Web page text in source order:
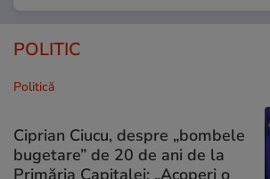
POLITIC
Politică
Ciprian Ciucu, despre „bombele
bugetare” de 20 de ani de la
Primăria Capitalei: „Acoperi o